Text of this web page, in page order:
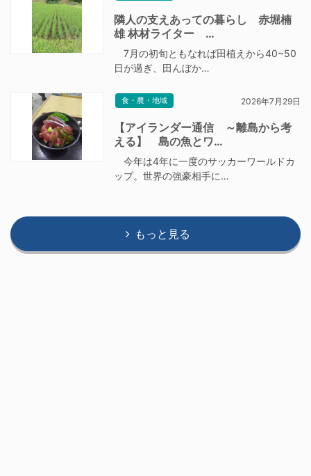
隣人の支えあっての暮らし 赤堀楠
雄 林材ライター …
7月の初旬ともなれば田植えから40~50
日が過ぎ、田んぼか…
食・農・地域 2026年7月29日
【アイランダー通信 ～離島から考
える】 島の魚とワ…
今年は4年に一度のサッカーワールドカ
ップ。世界の強豪相手に…
もっと見る